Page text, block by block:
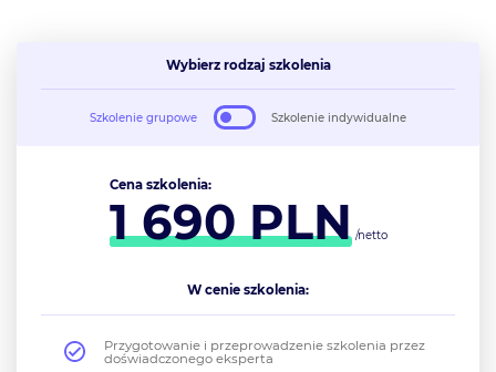
Wybierz rodzaj szkolenia
Szkolenie grupowe Szkolenie indywidualne
Cena szkolenia:
1 690PLN/netto
W cenie szkolenia:
Przygotowanie i przeprowadzenie szkolenia przez
doświadczonego eksperta